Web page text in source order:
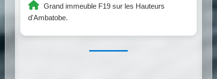
Grand immeuble F19 sur les Hauteurs
d'Ambatobe.